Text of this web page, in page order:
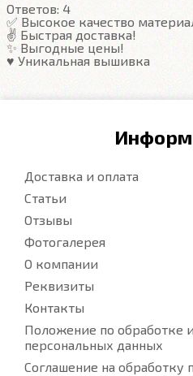
Ответов: 4
✅ Высокое качество
✌️ Быстрая доставка!
✨ Выгодные цены!
♥️ Уникальная вышивка
Доставка и оплата
Статьи
Отзывы
Фотогалерея
О компании
Реквизиты
Контакты
Положение по обработке
персональных данных
Соглашение на обработку